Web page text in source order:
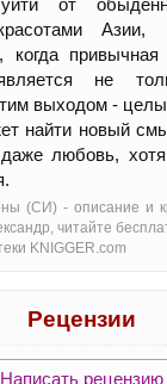
от
Азии,
когда
не
выходом -
найти новый
любовь,
(СИ) - oписание и
читайте
KNIGGER.com
Рецензии
Написать рецензию